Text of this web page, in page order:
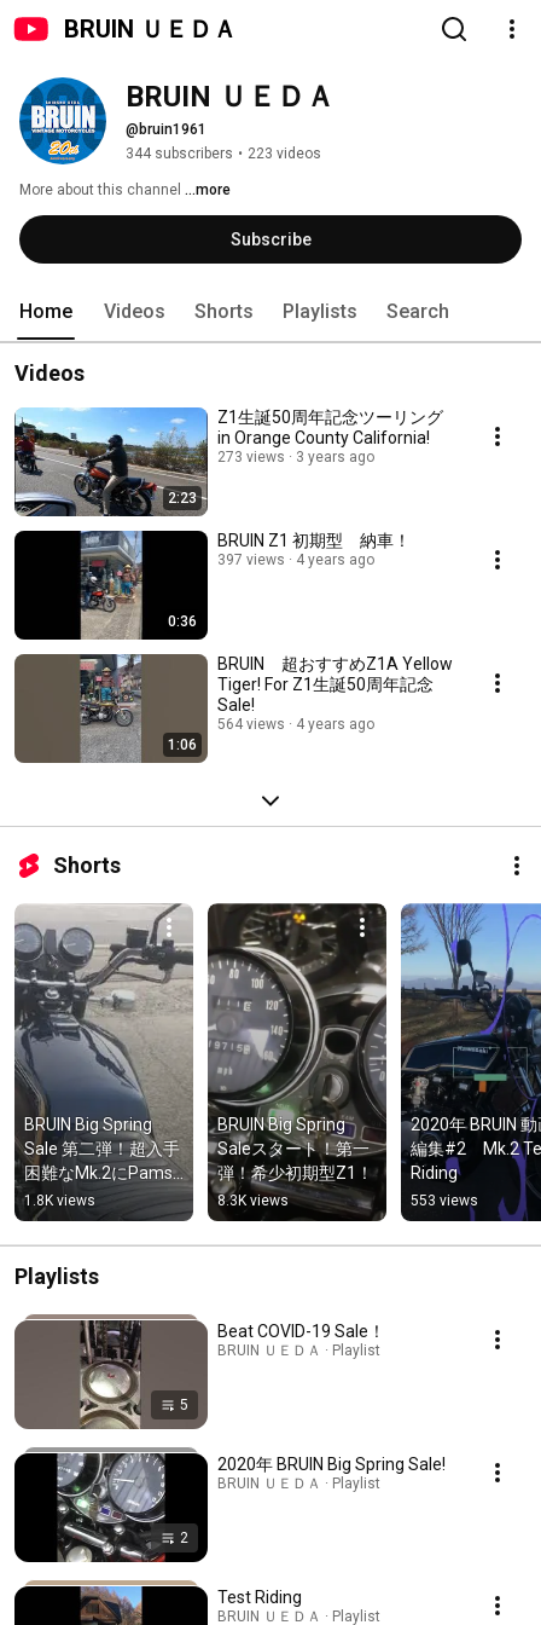
BRUIN ＵＥＤＡ
BRUIN ＵＥＤＡ
@bruin1961
344 subscribers • 223 videos
More about this channel ...more
Subscribe
Home Videos Shorts Playlists Search
Videos
2:23
Z1生誕50周年記念ツーリング
in Orange County California!
273 views 3 years ago
0:36
BRUIN Z1 初期型 納車！
397 views 4 years ago
1:06
BRUIN 超おすすめZ1A Yellow
Tiger! For Z1生誕50周年記念
Sale!
564 views 4 years ago
Shorts
BRUIN Big Spring
Sale 第二弾！超入手
困難なMk.2にPams
ウオタニSPⅡをサー
ビスでお付けしま
す！この二度とない
チャンスに憧れの
Mk.2をGet！今が買
い！早い者勝ち！
1.8K views
BRUIN Big Spring
Saleスタート！第一
弾！希少初期型Z1！
8.3K views
2020年 BRUIN
編集#2　Mk.2
Riding
553 views
Playlists
5
Beat COVID-19 Sale！
BRUIN ＵＥＤＡ · Playlist
2
2020年 BRUIN Big Spring Sale!
BRUIN ＵＥＤＡ · Playlist
Test Riding
BRUIN ＵＥＤＡ · Playlist